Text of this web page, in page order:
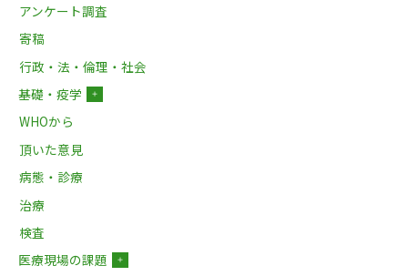
アンケート調査
寄稿
行政・法・倫理・社会
基礎・疫学
＋
WHOから
頂いた意見
病態・診療
治療
検査
医療現場の課題
＋